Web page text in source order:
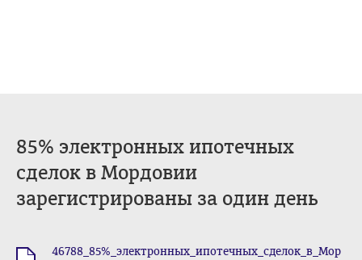
85% электронных ипотечных
сделок в Мордовии
зарегистрированы за один день
46788_85%_электронных_ипотечных_сделок_в_Мор